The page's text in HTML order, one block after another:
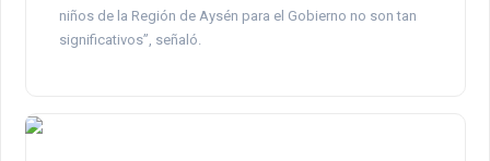
niños de la Región de Aysén para el Gobierno no son tan
significativos”, señaló.